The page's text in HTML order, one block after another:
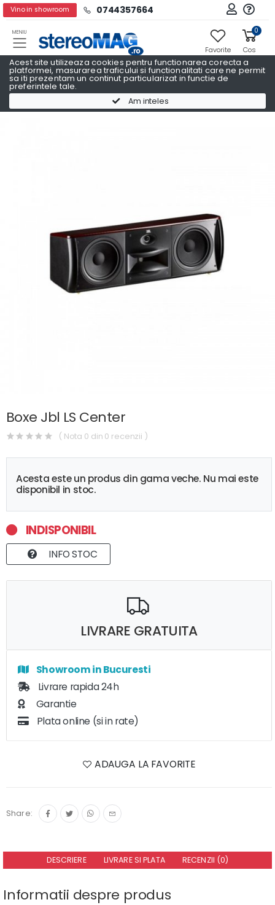
Acest site utilizeaza cookies pentru functionarea corecta a
platformei, masurarea traficului si functionalitati care ne permit
sa iti prezentam un continut particularizat in functie de
preferintele tale.
Am inteles
Vino in showroom 0744357664
MENIU
Favorite
0
Cos
Boxe centru JBL
Boxe Jbl LS Center
( Nota 0 din 0 recenzii )
Acesta este un produs din gama veche. Nu mai este
disponibil in stoc.
INDISPONIBIL
INFO STOC
LIVRARE GRATUITA
Showroom in Bucuresti
Livrare rapida 24h
Garantie
Plata online (si in rate)
ADAUGA LA FAVORITE
Share:
DESCRIERE LIVRARE SI PLATA RECENZII (0)
Informatii despre produs